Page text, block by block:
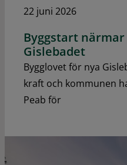
22 juni 2026
Byggstart
Gislebadet
Bygglovet för nya
kraft och kommunen
Peab för